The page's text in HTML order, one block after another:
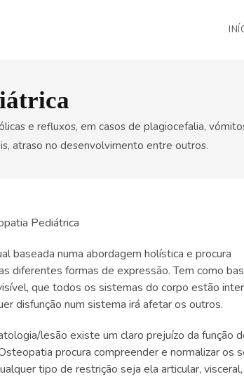
e refluxos, em casos de plagiocefalia,
atraso no desenvolvimento entre outros.
baseada numa abordagem holística e procura
diferentes formas de expressão. Tem como
que todos os sistemas do corpo estão
disfunção num sistema irá afetar os outros.
lesão existe um claro prejuízo da função
procura compreender e normalizar os
tipo de restrição seja ela articular, visceral,